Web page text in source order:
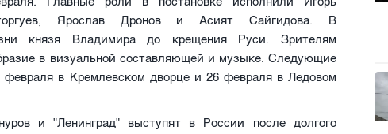
Ярослав Дронов и Асият Сайгидова. В
князя Владимира до крещения Руси. Зрителям
в визуальной составляющей и музыке. Следующие
февраля в Кремлевском дворце и 26 февраля в Ледовом
и "Ленинград" выступят в России после долгого